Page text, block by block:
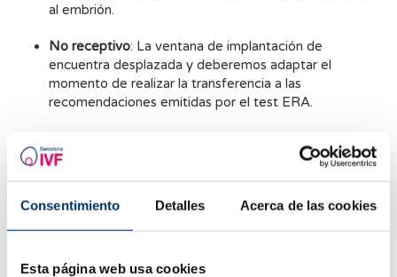
Consentimiento Detalles Acerca de las cookies
Esta página web usa cookies
al embrión.
No receptivo: La ventana de implantación de
encuentra desplazada y deberemos adaptar el
momento de realizar la transferencia a las
recomendaciones emitidas por el test ERA.
tal manera que constará de las siguiente fases:
administración de estrógenos y progesterona.
Fase 2: Biopsia endometrial. La muestra de tejido se
correspondería con el momento de la transferencia